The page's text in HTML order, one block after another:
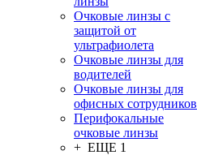
Очковые линзы с
защитой от
ультрафиолета
Очковые линзы для
водителей
Очковые линзы для
офисных сотрудников
Перифокальные
очковые линзы
+ ЕЩЕ 1